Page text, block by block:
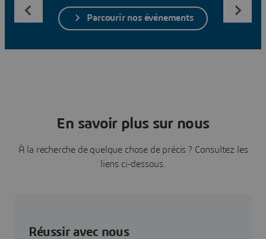
Parcourir nos événements
En savoir plus sur nous
À la recherche de quelque chose de précis ? Consultez les
liens ci-dessous.
Réussir avec nous